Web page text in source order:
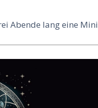
Abende lang eine